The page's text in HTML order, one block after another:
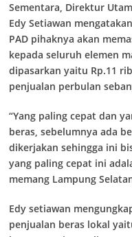
Sementara, Direktur
Edy Setiawan
PAD pihaknya akan
kepada seluruh elemen
dipasarkan yaitu Rp.11
penjualan perbulan
“Yang paling cepat dan
beras, sebelumnya ada
dikerjakan sehingga ini
yang paling cepat ini
memang Lampung
Edy setiawan
penjualan beras lokal